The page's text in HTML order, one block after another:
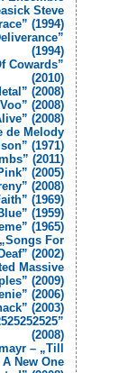
Steve
(1994)
(1994)
Cowards”
(2010)
(2008)
(2008)
(2008)
de Melody
(1971)
(2011)
(2005)
(2008)
(1969)
(1959)
(1965)
For
(2002)
Massive
(2009)
(2006)
(2003)
(2008)
– „Till
New One